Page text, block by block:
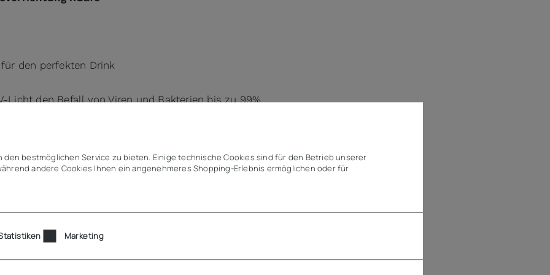
den perfekten Drink
Licht den Befall von Viren und Bakterien bis zu 99%
Qualität
den bestmöglichen Service zu bieten. Einige technische Cookies sind für den Betrieb unserer
andere Cookies Ihnen ein angenehmeres Shopping-Erlebnis ermöglichen oder für
Marketing